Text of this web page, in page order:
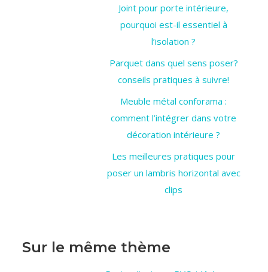
Joint pour porte intérieure,
pourquoi est-il essentiel à
l’isolation ?
Parquet dans quel sens poser?
conseils pratiques à suivre!
Meuble métal conforama :
comment l’intégrer dans votre
décoration intérieure ?
Les meilleures pratiques pour
poser un lambris horizontal avec
clips
Sur le même thème